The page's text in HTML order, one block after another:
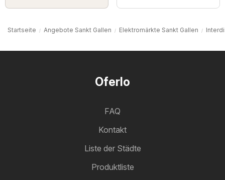
Startseite Angebote Sankt Gallen Elektromärkte Sankt Gallen
Oferlo
FAQ
Kontakt
Liste der Städte
Produktliste